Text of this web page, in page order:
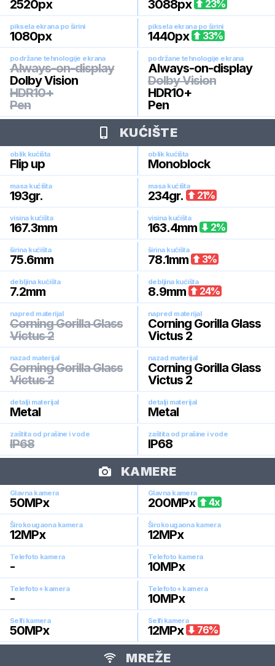
2520px 3088px 23%
piksela ekrana po širini
1080px
piksela ekrana po širini
1440px 33%
podržane tehnologije ekrana
Always-on-display
Dolby Vision
HDR10+
Pen
podržane tehnologije ekrana
Always-on-display
Dolby Vision
HDR10+
Pen
KUĆIŠTE
oblik kućišta
Flip up
oblik kućišta
Monoblock
masa kućišta
193gr.
masa kućišta
234gr. 21%
visina kućišta
167.3mm
visina kućišta
163.4mm 2%
širina kućišta
75.6mm
širina kućišta
78.1mm 3%
debljina kućišta
7.2mm
debljina kućišta
8.9mm 24%
napred materijal
Corning Gorilla Glass
Victus 2
napred materijal
Corning Gorilla Glass
Victus 2
nazad materijal
Corning Gorilla Glass
Victus 2
nazad materijal
Corning Gorilla Glass
Victus 2
detalji materijal
Metal
detalji materijal
Metal
zaštita od prašine i vode
IP68
zaštita od prašine i vode
IP68
KAMERE
Glavna kamera
50MPx
Glavna kamera
200MPx 4x
Širokougaona kamera
12MPx
Širokougaona kamera
12MPx
Telefoto kamera
-
Telefoto kamera
10MPx
Telefoto+ kamera
-
Telefoto+ kamera
10MPx
Selfi kamera
50MPx
Selfi kamera
12MPx 76%
MREŽE